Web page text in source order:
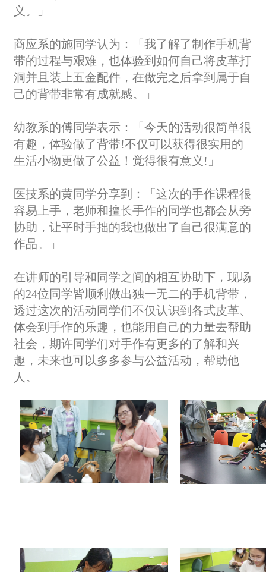
义。」
商应系的施同学认为：「我了解了制作手机背
带的过程与艰难，也体验到如何自己将皮革打
洞并且装上五金配件，在做完之后拿到属于自
己的背带非常有成就感。」
幼教系的傅同学表示：「今天的活动很简单很
有趣，体验做了背带!不仅可以获得很实用的
生活小物更做了公益！觉得很有意义!」
医技系的黄同学分享到：「这次的手作课程很
容易上手，老师和擅长手作的同学也都会从旁
协助，让平时手拙的我也做出了自己很满意的
作品。」
在讲师的引导和同学之间的相互协助下，现场
的24位同学皆顺利做出独一无二的手机背带，
透过这次的活动同学们不仅认识到各式皮革、
体会到手作的乐趣，也能用自己的力量去帮助
社会，期许同学们对手作有更多的了解和兴
趣，未来也可以多多参与公益活动，帮助他
人。